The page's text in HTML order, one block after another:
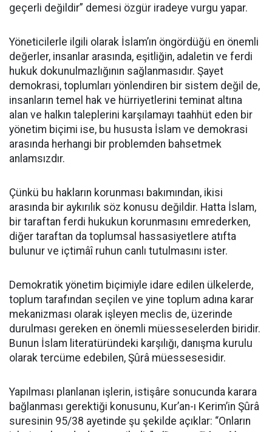
geçerli değildir” demesi özgür iradeye vurgu yapar.
Yöneticilerle ilgili olarak İslam’ın öngördüğü en önemli
değerler, insanlar arasında, eşitliğin, adaletin ve ferdi
hukuk dokunulmazlığının sağlanmasıdır. Şayet
demokrasi, toplumları yönlendiren bir sistem değil de,
insanların temel hak ve hürriyetlerini teminat altına
alan ve halkın taleplerini karşılamayı taahhüt eden bir
yönetim biçimi ise, bu hususta İslam ve demokrasi
arasında herhangi bir problemden bahsetmek
anlamsızdır.
Çünkü bu hakların korunması bakımından, ikisi
arasında bir aykırılık söz konusu değildir. Hatta İslam,
bir taraftan ferdi hukukun korunmasını emrederken,
diğer taraftan da toplumsal hassasiyetlere atıfta
bulunur ve içtimâî ruhun canlı tutulmasını ister.
Demokratik yönetim biçimiyle idare edilen ülkelerde,
toplum tarafından seçilen ve yine toplum adına karar
mekanizması olarak işleyen meclis de, üzerinde
durulması gereken en önemli müesseselerden biridir.
Bunun İslam literatüründeki karşılığı, danışma kurulu
olarak tercüme edebilen, Şûrâ müessesesidir.
Yapılması planlanan işlerin, istişâre sonucunda karara
bağlanması gerektiği konusunu, Kur’an-ı Kerim’in Şûrâ
suresinin 95/38 ayetinde şu şekilde açıklar: “Onların